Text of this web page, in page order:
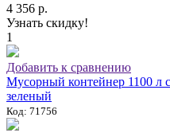
4 356 р.
Узнать скидку!
1
Добавить к сравнению
Мусорный контейнер 1100 л
зеленый
Код: 71756